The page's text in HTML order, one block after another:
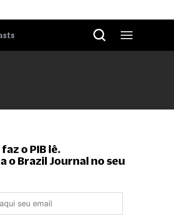
o PIB lê.
o Brazil Journal no seu